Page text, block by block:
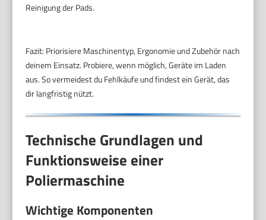
Reinigung der Pads.
Fazit: Priorisiere Maschinentyp, Ergonomie und Zubehör nach
deinem Einsatz. Probiere, wenn möglich, Geräte im Laden
aus. So vermeidest du Fehlkäufe und findest ein Gerät, das
dir langfristig nützt.
Technische Grundlagen und
Funktionsweise einer
Poliermaschine
Wichtige Komponenten